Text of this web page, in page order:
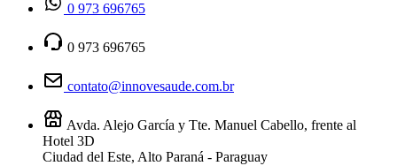
0 973 696765
0 973 696765
contato@innovesaude.com.br
Avda. Alejo García y Tte. Manuel Cabello, frente al
Hotel 3D
Ciudad del Este, Alto Paraná - Paraguay